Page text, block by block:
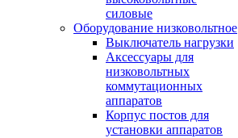
силовые
Оборудование низковольтное
Выключатель нагрузки
Аксессуары для
низковольтных
коммутационных
аппаратов
Корпус постов для
установки аппаратов